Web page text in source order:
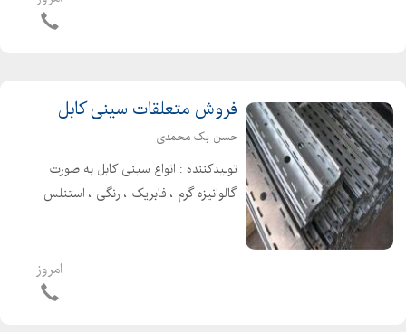
بهره قرار می گیرد . انواع سینی کابل عبار...
فروش متعلقات سینی کابل
حسن بک محمدی
تولیدکننده : انواع سینی کابل به صورت
گالوانیزه گرم ، فابریک ، رنگی ، استنلس
ارسال به سراسر تهران و شهرستان ها :امروز